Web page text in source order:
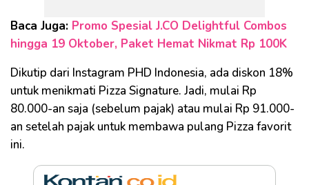
Baca Juga: Promo Spesial J.CO Delightful Combos
hingga 19 Oktober, Paket Hemat Nikmat Rp 100K
Dikutip dari Instagram PHD Indonesia, ada diskon 18%
untuk menikmati Pizza Signature. Jadi, mulai Rp
80.000-an saja (sebelum pajak) atau mulai Rp 91.000-
an setelah pajak untuk membawa pulang Pizza favorit
ini.